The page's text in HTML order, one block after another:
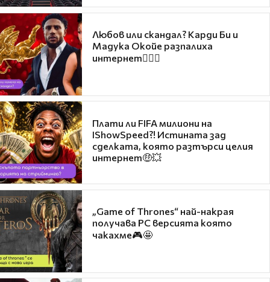
Любов или скандал? Карди Би и
Мадука Окойе разпалиха
интернет❤️‍🔥🔥
Плати ли FIFA милиони на
IShowSpeed?! Истината зад
сделката, която разтърси целия
интернет🤑💥
„Game of Thrones“ най-накрая
получава PC версията която
чакахме🎮🤩